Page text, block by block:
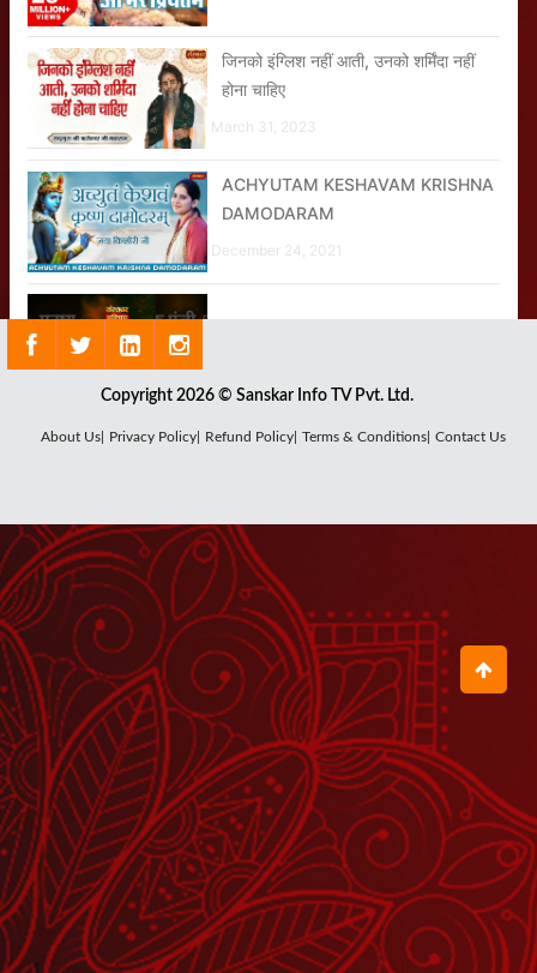
जिनको इंग्लिश नहीं आती, उनको शर्मिंदा नहीं
होना चाहिए
March 31, 2023
ACHYUTAM KESHAVAM KRISHNA
DAMODARAM
December 24, 2021
Ek Din Vo Bhole Bhandari Ban
Karke Brij Nari
November 17, 2021
क्यों अर्जुन की भावुकता को भगवान श्रीकृष्ण ने
गलत कहा ?
April 07, 2021
किडनी रोगों की समस्याओं में सबसे बड़ा कारण
मधुमेह है
March 31, 2023
Aarti Hanuman Lala Ki
Copyright 2026 © Sanskar Info TV Pvt. Ltd.
About Us| Privacy Policy| Refund Policy| Terms & Conditions| Contact Us